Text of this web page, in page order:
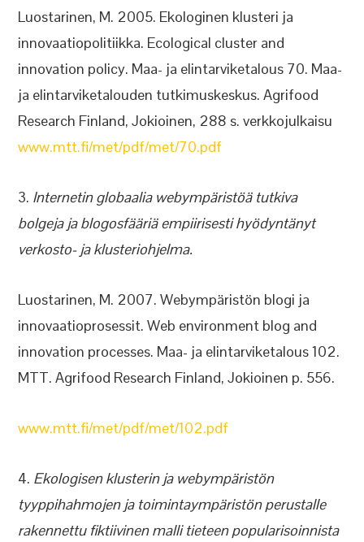
Luostarinen, M. 2005. Ekologinen klusteri ja
innovaatiopolitiikka. Ecological cluster and
innovation policy. Maa- ja elintarviketalous 70. Maa-
ja elintarviketalouden tutkimuskeskus. Agrifood
Research Finland, Jokioinen, 288 s. verkkojulkaisu
www.mtt.fi/met/pdf/met/70.pdf
3. Internetin globaalia webympäristöä tutkiva
bolgeja ja blogosfääriä empiirisesti hyödyntänyt
verkosto- ja klusteriohjelma.
Luostarinen, M. 2007. Webympäristön blogi ja
innovaatioprosessit. Web environment blog and
innovation processes. Maa- ja elintarviketalous 102.
MTT. Agrifood Research Finland, Jokioinen p. 556.
www.mtt.fi/met/pdf/met/102.pdf
4. Ekologisen klusterin ja webympäristön
tyyppihahmojen ja toimintaympäristön perustalle
rakennettu fiktiivinen malli tieteen popularisoinnista